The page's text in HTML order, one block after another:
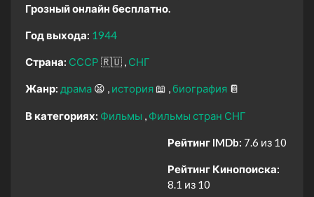
Грозный онлайн бесплатно.
Год выхода: 1944
Страна: СССР 🇷🇺 СНГ
Жанр: драма 😫 история 📖 биография 📔
В категориях: Фильмы Фильмы стран СНГ
Рейтинг IMDb: 7.6 из 10
Рейтинг Кинопоиска:
8.1 из 10